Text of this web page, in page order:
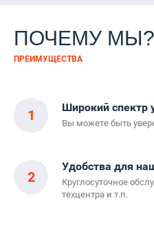
1 Широкий спектр
Вы можете быть
2
Удобства для
Круглосуточное
техцентра и т.п.
ПОЧЕМУ МЫ?
ПРЕИМУЩЕСТВА